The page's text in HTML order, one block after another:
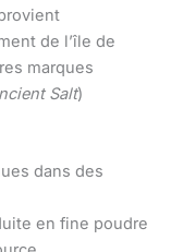
de l’île de
marques
Salt)
dans des
en fine poudre